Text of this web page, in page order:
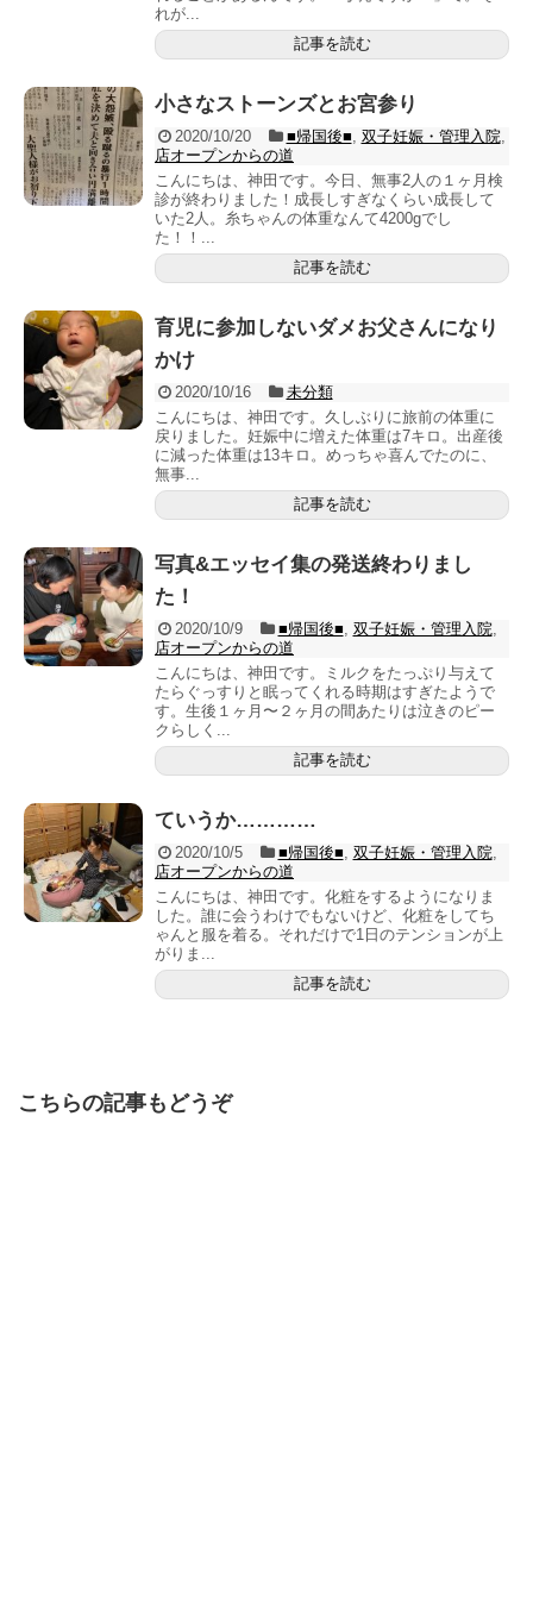
れが...
記事を読む
小さなストーンズとお宮参り
2020/10/20 ■帰国後■, 双子妊娠・管理入院,
店オープンからの道
こんにちは、神田です。今日、無事2人の１ヶ月検
診が終わりました！成長しすぎなくらい成長して
いた2人。糸ちゃんの体重なんて4200gでし
た！！...
記事を読む
育児に参加しないダメお父さんになり
かけ
2020/10/16
未分類
こんにちは、神田です。久しぶりに旅前の体重に
戻りました。妊娠中に増えた体重は7キロ。出産後
に減った体重は13キロ。めっちゃ喜んでたのに、
無事...
記事を読む
写真&エッセイ集の発送終わりまし
た！
2020/10/9 ■帰国後■, 双子妊娠・管理入院,
店オープンからの道
こんにちは、神田です。ミルクをたっぷり与えて
たらぐっすりと眠ってくれる時期はすぎたようで
す。生後１ヶ月〜２ヶ月の間あたりは泣きのピー
クらしく...
記事を読む
ていうか…………
2020/10/5 ■帰国後■, 双子妊娠・管理入院,
店オープンからの道
こんにちは、神田です。化粧をするようになりま
した。誰に会うわけでもないけど、化粧をしてち
ゃんと服を着る。それだけで1日のテンションが上
がりま...
記事を読む
こちらの記事もどうぞ